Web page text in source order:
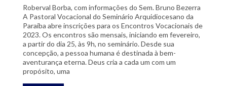
Roberval Borba, com informações do Sem. Bruno Bezerra
A Pastoral Vocacional do Seminário Arquidiocesano da
Paraíba abre inscrições para os Encontros Vocacionais de
2023. Os encontros são mensais, iniciando em fevereiro,
a partir do dia 25, às 9h, no seminário. Desde sua
concepção, a pessoa humana é destinada à bem-
aventurança eterna. Deus cria a cada um com um
propósito, uma